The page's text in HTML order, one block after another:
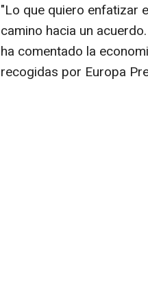
"Lo que quiero enfatizar
camino hacia un
ha comentado la
recogidas por Europa